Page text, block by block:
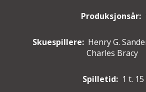
Produksjonsår:
Skuespillere: Henry G.
Charles Bracy
Spilletid: 1 t.